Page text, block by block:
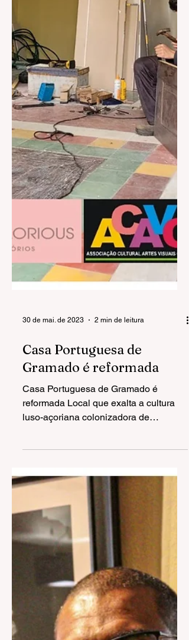
30 de mai. de 2023 2 min de leitura
Casa Portuguesa de
Gramado é reformada
reformada Local que exalta a cultura
luso-açoriana colonizadora de
Gramado, a Casa Portuguesa
recebeu...